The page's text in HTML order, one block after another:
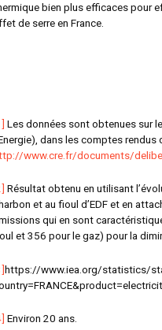
bien plus efficaces pour
de serre en France.
Les données sont obtenues sur
dans les comptes
www.cre.fr/documents/
Résultat obtenu en utilisant
et au fioul d’EDF et en
qui en sont
et 356 pour le gaz) pour la
https://www.iea.org/statistics/
Environ 20 ans.